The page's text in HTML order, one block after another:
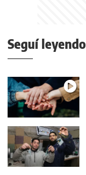
Seguí leyendo